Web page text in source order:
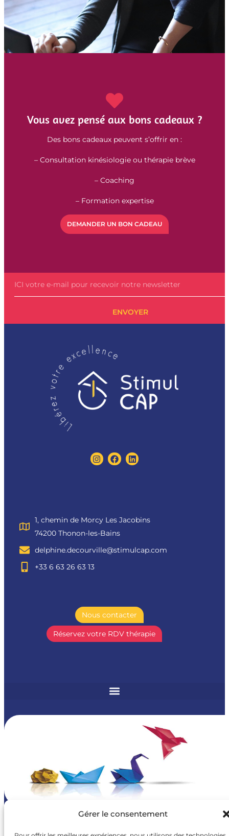
Gérer le consentement
Vous avez pensé aux bons cadeaux ?
Des bons cadeaux peuvent s’offrir en :
– Consultation kinésiologie ou thérapie brève
– Coaching
– Formation expertise
DEMANDER UN BON CADEAU
ENVOYER
1, chemin de Morcy Les Jacobins
74200 Thonon-les-Bains
delphine.decourville@stimulcap.com
+33 6 63 26 63 13
Nous contacter
Réservez votre RDV thérapie